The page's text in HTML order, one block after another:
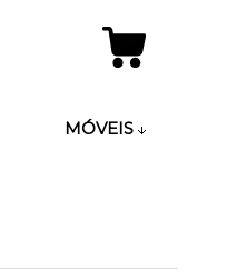
MÓVEIS